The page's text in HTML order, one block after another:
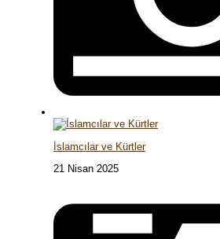
İslamcılar ve Kürtler
21 Nisan 2025